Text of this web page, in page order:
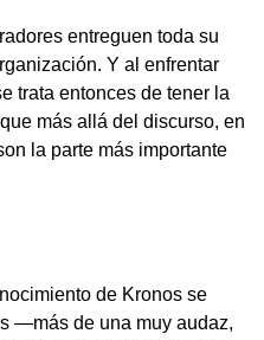
entreguen toda su
Y al enfrentar
trata entonces de tener la
más allá del discurso, en
la parte más importante
de Kronos se
—más de una muy audaz,